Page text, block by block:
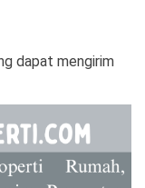
dapat mengirim